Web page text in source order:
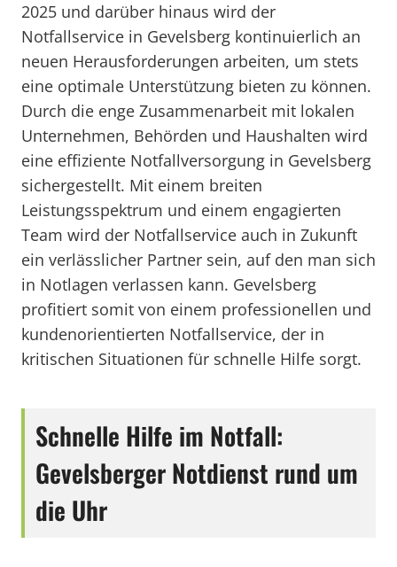
2025 und darüber hinaus wird der
Notfallservice in Gevelsberg kontinuierlich an
neuen Herausforderungen arbeiten, um stets
eine optimale Unterstützung bieten zu können.
Durch die enge Zusammenarbeit mit lokalen
Unternehmen, Behörden und Haushalten wird
eine effiziente Notfallversorgung in Gevelsberg
sichergestellt. Mit einem breiten
Leistungsspektrum und einem engagierten
Team wird der Notfallservice auch in Zukunft
ein verlässlicher Partner sein, auf den man sich
in Notlagen verlassen kann. Gevelsberg
profitiert somit von einem professionellen und
kundenorientierten Notfallservice, der in
kritischen Situationen für schnelle Hilfe sorgt.
Schnelle Hilfe im Notfall:
Gevelsberger Notdienst rund um
die Uhr